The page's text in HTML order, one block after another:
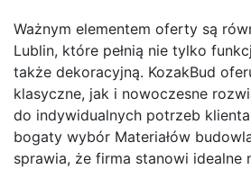
Ważnym elementem oferty są
Lublin, które pełnią nie tylko
także dekoracyjną. KozakBud
klasyczne, jak i nowoczesne
do indywidualnych potrzeb
bogaty wybór Materiałów
sprawia, że firma stanowi idealne